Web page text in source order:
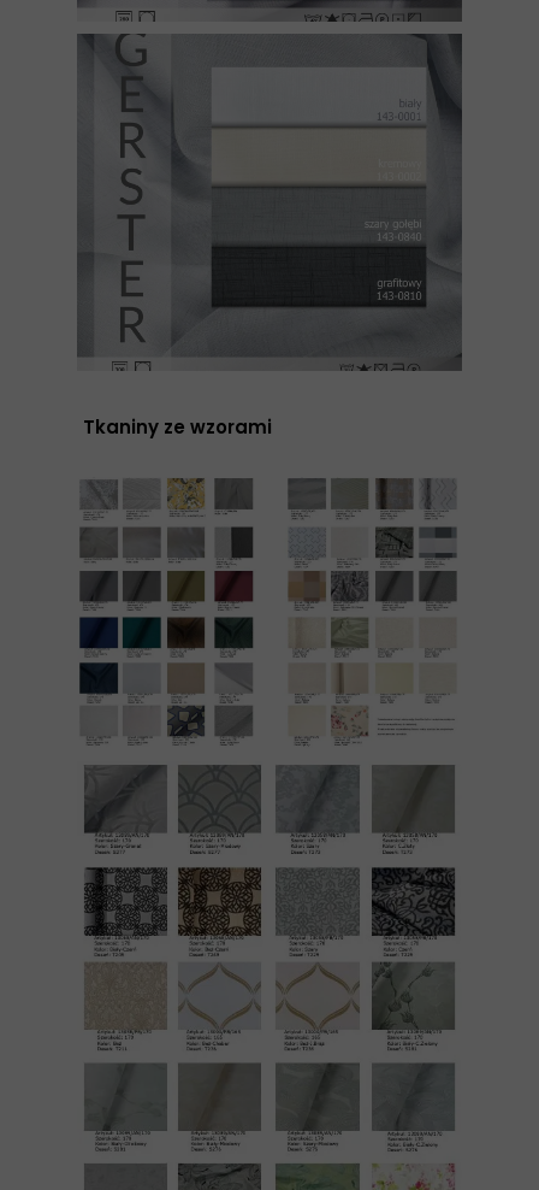
Tkaniny ze wzorami